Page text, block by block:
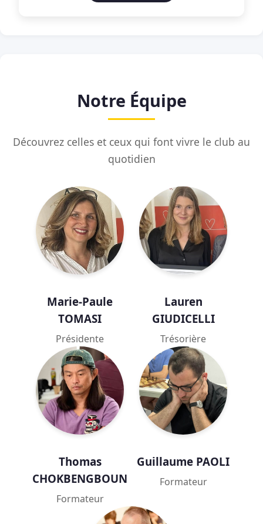
Notre Équipe
Découvrez celles et ceux qui font vivre le club au
quotidien
Marie-Paule
TOMASI
Présidente
Lauren
GIUDICELLI
Trésorière
Thomas
CHOKBENGBOUN
Formateur
Guillaume PAOLI
Formateur